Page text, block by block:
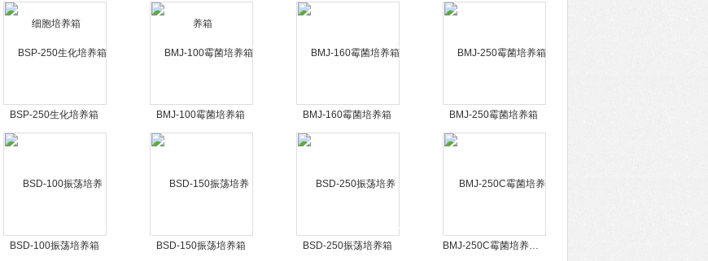
BSP-250生化培养箱 BMJ-100霉菌培养箱 BMJ-160霉菌培养箱 BMJ-250霉菌培养箱
BSD-100振荡培养箱 BSD-150振荡培养箱 BSD-250振荡培养箱 BMJ-250C霉菌培养箱（带湿度控制）